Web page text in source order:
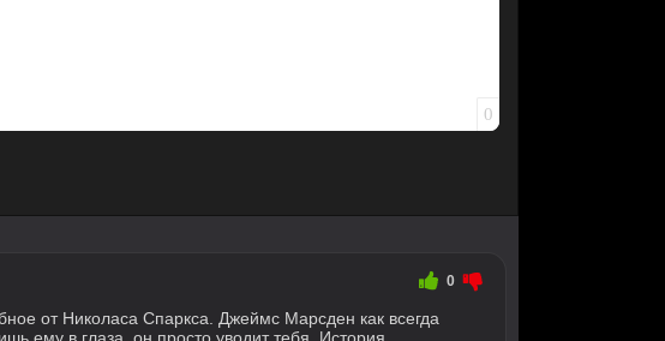
0
0
от Николаса Спаркса. Джеймс Марсден как всегда